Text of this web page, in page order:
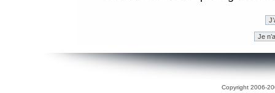
Copyright 2006-